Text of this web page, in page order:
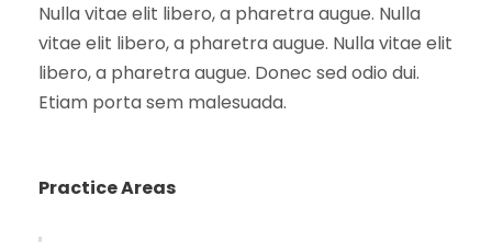
Nulla vitae elit libero, a pharetra augue. Nulla
vitae elit libero, a pharetra augue. Nulla vitae elit
libero, a pharetra augue. Donec sed odio dui.
Etiam porta sem malesuada.
Practice Areas